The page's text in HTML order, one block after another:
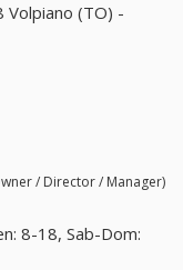
Volpiano (TO) -
/ Director / Manager)
8-18, Sab-Dom: